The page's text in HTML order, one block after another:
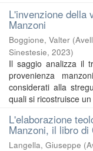
L'invenzione della
Manzoni
Boggione, Valter (
Sinestesie, 2023)
Il saggio analizza il
provenienza
considerati alla
quali si ricostruisce
L'elaborazione
Manzoni, il libro di
Langella, Giuseppe (